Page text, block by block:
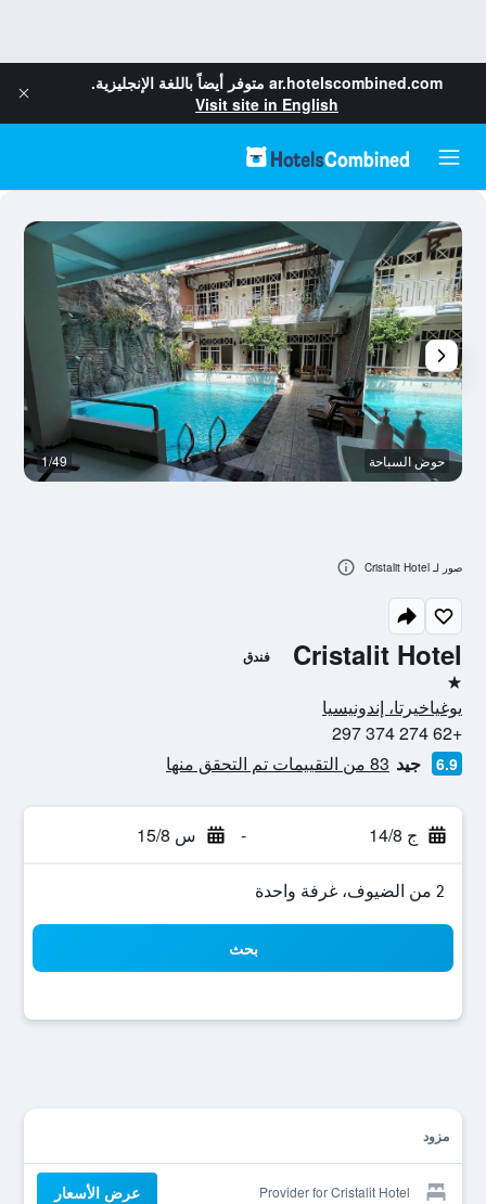
ar.hotelscombined.com متوفر أيضاً باللغة الإنجليزية.
Visit site in English
Cristalit Hotel فندق
نجمة واحدة
يوغياخيرتا، إندونيسيا
+62 274 374 297
6.9 جيد 83 من التقييمات تم التحقق منها
ج 14/8 - س 15/8
2 من الضيوف، غرفة واحدة
بحث
مزود
Provider for Cristalit Hotel عرض الأسعار
حوض السباحة 1/49
صور لـ Cristalit Hotel